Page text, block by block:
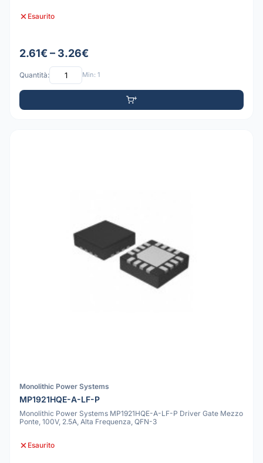
Esaurito
2.61€ – 3.26€
Quantità: Min: 1
Monolithic Power Systems
MP1921HQE-A-LF-P
Monolithic Power Systems MP1921HQE-A-LF-P Driver Gate Mezzo
Ponte, 100V, 2.5A, Alta Frequenza, QFN-3
Esaurito